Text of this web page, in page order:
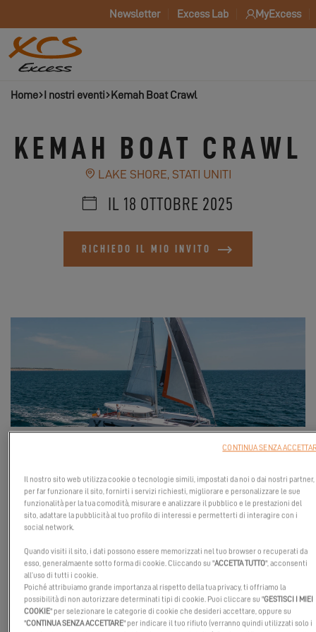
Newsletter Excess Lab MyExcess
Home I nostri eventi Kemah Boat Crawl
KEMAH BOAT CRAWL
LAKE SHORE, STATI UNITI
IL 18 OTTOBRE 2025
RICHIEDO IL MIO INVITO
al nostro distributoreMurray Yacht Sales– 1500 Marina Bay Dr,
Pier 4, Clear Lake Shores, TX, Stati Uniti.
Unisciti al nostro team a Clear Lake Shores per un evento
Crawlè l'occasione perfetta per incontrare nuovi appassionati
mentre riconnetti con volti familiari dell'industria nautica di
Clear Lake. Dai cantieri navali ai club di barche, molti attori
locali organizzeranno una vera giornata diporte aperte.
Il nostro sito web utilizza cookie o tecnologie simili, impostati da noi o dai nostri partner,
per far funzionare il sito, fornirti i servizi richiesti, migliorare e personalizzare le sue
funzionalità per la tua comodità, misurare e analizzare il pubblico e le prestazioni del
sito, adattare la pubblicità al tuo profilo di interessi e permetterti di interagire con i
social network.
Quando visiti il sito, i dati possono essere memorizzati nel tuo browser o recuperati da
esso, generalmaente sotto forma di cookie. Cliccando su "ACCETTA TUTTO", acconsenti
all’uso di tutti i cookie.
Poiché attribuiamo grande importanza al rispetto della tua privacy, ti offriamo la
possibilità di non autorizzare determinati tipi di cookie. Puoi cliccare su "GESTISCI I MIEI
COOKIE" per selezionare le categorie di cookie che desideri accettare, oppure su
"CONTINUA SENZA ACCETTARE" per indicare il tuo rifiuto (verranno quindi utilizzati solo i
CONTINUA SENZA